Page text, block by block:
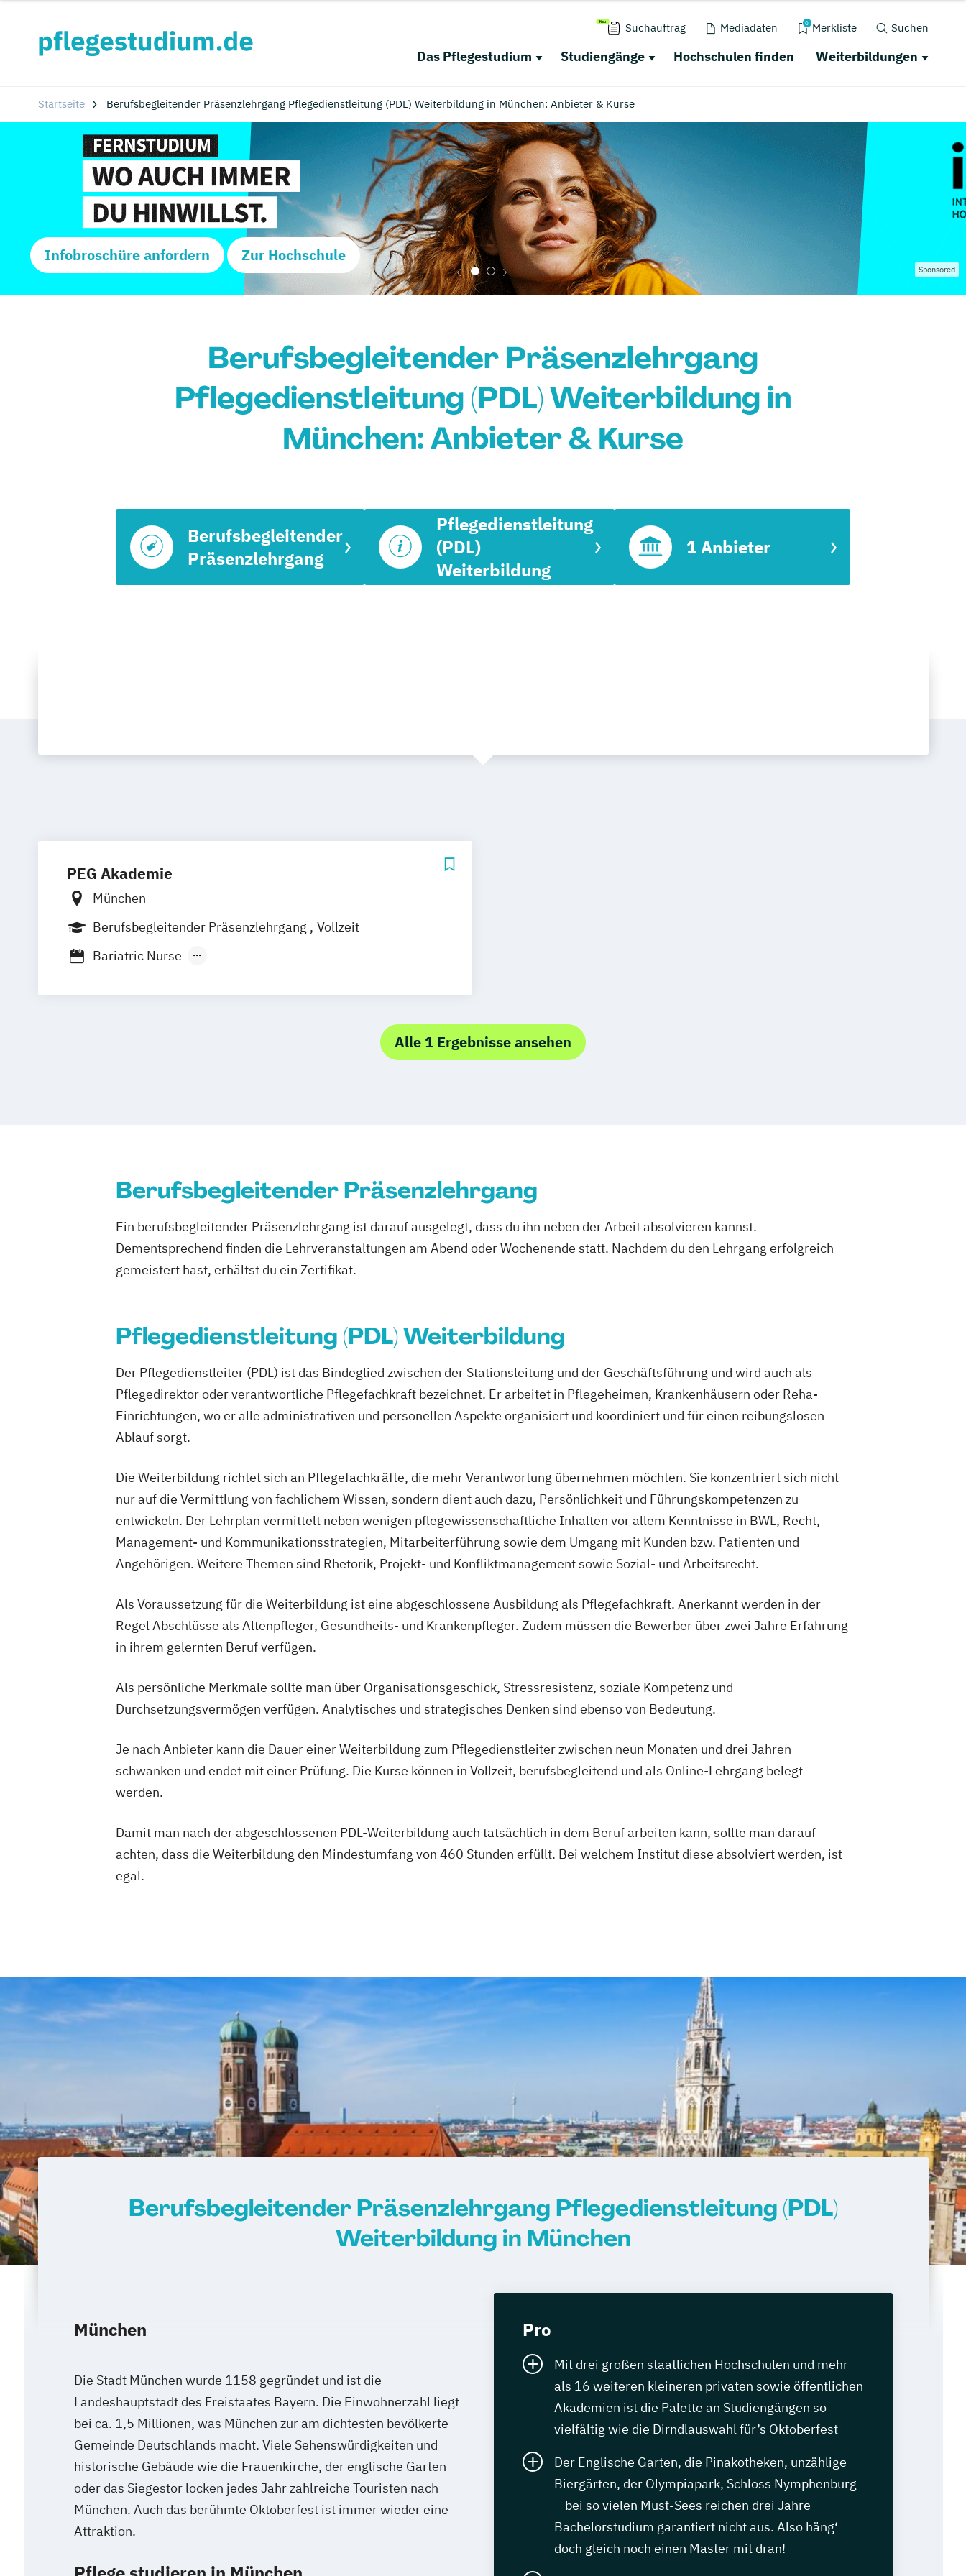
Suchauftrag Mediadaten 0 Merkliste Suchen
Das Pflegestudium Studiengänge Hochschulen finden Weiterbildungen
Startseite Berufsbegleitender Präsenzlehrgang Pflegedienstleitung (PDL) Weiterbildung in München: Anbieter & Kurse
Infobroschüre anfordern Zur Hochschule
Sponsored
Berufsbegleitender Präsenzlehrgang
Pflegedienstleitung (PDL) Weiterbildung in
München: Anbieter & Kurse
Berufsbegleitender
Präsenzlehrgang
Pflegedienstleitung
(PDL)
Weiterbildung
1 Anbieter
PEG Akademie
München
Berufsbegleitender Präsenzlehrgang
Vollzeit
Bariatric Nurse
Fachbereichsleitung Wundversorgung nach § 6 der
Alle 1 Ergebnisse ansehen
Berufsbegleitender Präsenzlehrgang
Ein berufsbegleitender Präsenzlehrgang ist darauf ausgelegt, dass du ihn neben der Arbeit absolvieren kannst.
Dementsprechend finden die Lehrveranstaltungen am Abend oder Wochenende statt. Nachdem du den Lehrgang erfolgreich
gemeistert hast, erhältst du ein Zertifikat.
Pflegedienstleitung (PDL) Weiterbildung
Der Pflegedienstleiter (PDL) ist das Bindeglied zwischen der Stationsleitung und der Geschäftsführung und wird auch als
Pflegedirektor oder verantwortliche Pflegefachkraft bezeichnet. Er arbeitet in Pflegeheimen, Krankenhäusern oder Reha-
Einrichtungen, wo er alle administrativen und personellen Aspekte organisiert und koordiniert und für einen reibungslosen
Ablauf sorgt.
Die Weiterbildung richtet sich an Pflegefachkräfte, die mehr Verantwortung übernehmen möchten. Sie konzentriert sich nicht
nur auf die Vermittlung von fachlichem Wissen, sondern dient auch dazu, Persönlichkeit und Führungskompetenzen zu
entwickeln. Der Lehrplan vermittelt neben wenigen pflegewissenschaftliche Inhalten vor allem Kenntnisse in BWL, Recht,
Management- und Kommunikationsstrategien, Mitarbeiterführung sowie dem Umgang mit Kunden bzw. Patienten und
Angehörigen. Weitere Themen sind Rhetorik, Projekt- und Konfliktmanagement sowie Sozial- und Arbeitsrecht.
Als Voraussetzung für die Weiterbildung ist eine abgeschlossene Ausbildung als Pflegefachkraft. Anerkannt werden in der
Regel Abschlüsse als Altenpfleger, Gesundheits- und Krankenpfleger. Zudem müssen die Bewerber über zwei Jahre Erfahrung
in ihrem gelernten Beruf verfügen.
Als persönliche Merkmale sollte man über Organisationsgeschick, Stressresistenz, soziale Kompetenz und
Durchsetzungsvermögen verfügen. Analytisches und strategisches Denken sind ebenso von Bedeutung.
Je nach Anbieter kann die Dauer einer Weiterbildung zum Pflegedienstleiter zwischen neun Monaten und drei Jahren
schwanken und endet mit einer Prüfung. Die Kurse können in Vollzeit, berufsbegleitend und als Online-Lehrgang belegt
werden.
Damit man nach der abgeschlossenen PDL-Weiterbildung auch tatsächlich in dem Beruf arbeiten kann, sollte man darauf
achten, dass die Weiterbildung den Mindestumfang von 460 Stunden erfüllt. Bei welchem Institut diese absolviert werden, ist
egal.
Berufsbegleitender Präsenzlehrgang Pflegedienstleitung (PDL)
Weiterbildung in München
München
Die Stadt München wurde 1158 gegründet und ist die
Landeshauptstadt des Freistaates Bayern. Die Einwohnerzahl liegt
bei ca. 1,5 Millionen, was München zur am dichtesten bevölkerte
Gemeinde Deutschlands macht. Viele Sehenswürdigkeiten und
historische Gebäude wie die Frauenkirche, der englische Garten
oder das Siegestor locken jedes Jahr zahlreiche Touristen nach
München. Auch das berühmte Oktoberfest ist immer wieder eine
Attraktion.
Pro
Mit drei großen staatlichen Hochschulen und mehr
als 16 weiteren kleineren privaten sowie öffentlichen
Akademien ist die Palette an Studiengängen so
vielfältig wie die Dirndlauswahl für’s Oktoberfest
Der Englische Garten, die Pinakotheken, unzählige
Biergärten, der Olympiapark, Schloss Nymphenburg
– bei so vielen Must-Sees reichen drei Jahre
Bachelorstudium garantiert nicht aus. Also häng‘
doch gleich noch einen Master mit dran!